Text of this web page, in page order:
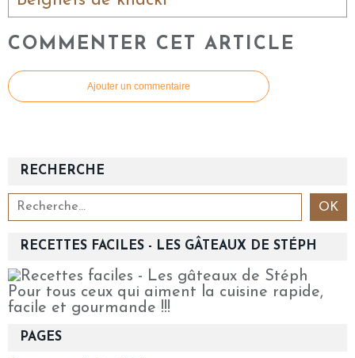
COMMENTER CET ARTICLE
Ajouter un commentaire
RECHERCHE
RECETTES FACILES - LES GÂTEAUX DE STÉPH
Pour tous ceux qui aiment la cuisine rapide,
facile et gourmande !!!
PAGES